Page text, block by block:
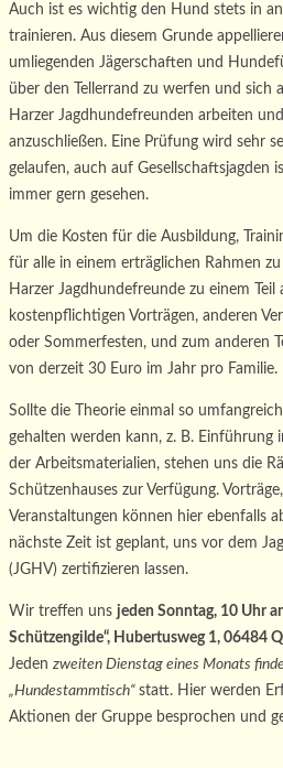
Auch ist es wichtig den Hund stets in
trainieren. Aus diesem Grunde
umliegenden Jägerschaften und
über den Tellerrand zu werfen und sich
Harzer Jagdhundefreunden arbeiten
anzuschließen. Eine Prüfung wird sehr
gelaufen, auch auf Gesellschaftsjagden
immer gern gesehen.
Um die Kosten für die Ausbildung,
für alle in einem erträglichen Rahmen
Harzer Jagdhundefreunde zu einem Teil
kostenpflichtigen Vorträgen, anderen
oder Sommerfesten, und zum anderen
von derzeit 30 Euro im Jahr pro Familie.
Sollte die Theorie einmal so
gehalten werden kann, z. B. Einführung
der Arbeitsmaterialien, stehen uns die
Schützenhauses zur Verfügung.
Veranstaltungen können hier ebenfalls
nächste Zeit ist geplant, uns vor dem
(JGHV) zertifizieren lassen.
Wir treffen uns jeden Sonntag, 10 Uhr
Schützengilde“, Hubertusweg 1, 06484
Jeden zweiten Dienstag eines Monats
„Hundestammtisch“ statt. Hier werden
Aktionen der Gruppe besprochen und